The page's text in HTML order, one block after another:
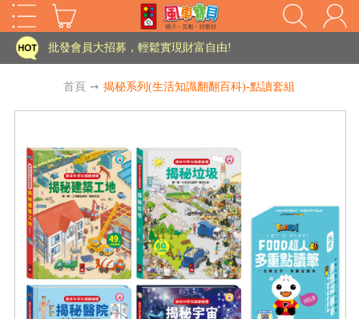
HOT
家長樂了!「風車書版集團暨FOOD超人企業總部」目前正興建中!
批發會員大招募，輕鬆實現財富自由!
老師您好!!幼教會員火熱招募中~
批發會員大招募，輕鬆實現財富自由!
如需更改或重開發票 需在訂單成立三天內通知客服 寄回發票需附上回郵郵票
老師您好!!幼教會員火熱招募中~
海外購物免煩惱！點我查看『海外購物流程說明』
首頁 ➙ 揭秘系列(生活知識翻翻百科)-點讀套組